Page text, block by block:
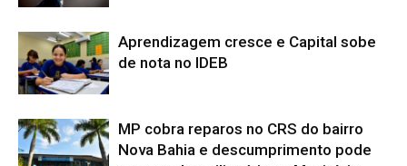
Aprendizagem cresce e Capital sobe
de nota no IDEB
MP cobra reparos no CRS do bairro
Nova Bahia e descumprimento pode